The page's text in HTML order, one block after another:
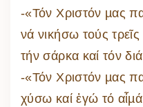
-«Τόν Χριστόν µας
νά νικήσω τούς
τήν σάρκα καί τόν
-«Τόν Χριστόν µας
χύσω καί ἐγώ τό